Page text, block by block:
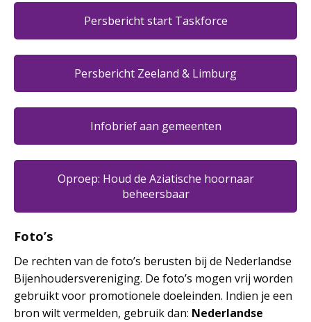
Persbericht start Taskforce
Persbericht Zeeland & Limburg
Infobrief aan gemeenten
Oproep: Houd de Aziatische hoornaar
beheersbaar
Foto’s
De rechten van de foto’s berusten bij de Nederlandse
Bijenhoudersvereniging. De foto’s mogen vrij worden
gebruikt voor promotionele doeleinden. Indien je een
bron wilt vermelden, gebruik dan: Nederlandse